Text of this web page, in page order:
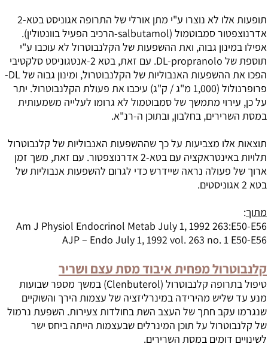
תופעות אלו לא נוצרו ע"י מתן אורלי של התרופה אגוניסט בטא-2
אדרנוצפטור סמבוטמול (salbutamol-הרכיב הפעיל בוונטולין).
אפילו במינון גבוה, ואת ההשפעות של הקלנבוטרול לא עוכבו ע"י
תוספת של DL-propranolo. עם זאת, בטא 2-אנטגוניסט סלקטיבי
הפכו את ההשפעות האנבוליות של הקלנבוטרול, ומינון גבוה של DL-
פרופרנולול (1,000 מ"ג / ק"ג) עיכבו את פעולת הקלנבוטרול. יתר
על כן, עירוי מתמשך של סמבוטמול לא גרומו לעלייה משמעותית
במסת השרירים, בחלבון, ובתוכן ה-רנ"א.
תוצאות אלו מצביעות על כך שההשפעות האנבוליות של קלנבוטרול
תלויות באינטראקציה עם בטא-2 אדרנוצפטור. עם זאת, משך זמן
ארוך של פעולה נראה שיידרש כדי לגרום להשפעות אנבוליות של
בטא 2 אגוניסטים.
מתוך:
Am J Physiol Endocrinol Metab July 1, 1992 263:E50-E56
AJP – Endo July 1, 1992 vol. 263 no. 1 E50-E56
קלנבוטרול מפחית איבוד מסת עצם ושריר
טיפול בתרופה קלנבוטרול (Clenbuterol) במשך מספר שבועות
מנע עד שליש מהירידה במינרליזציה של עצמות הירך והשוקיים
שנגרמו עקב חתך של העצב השת בחולדות צעירות. השפעת נרמול
של קלנבוטרול על תוכן המינרלים שבעצמות הייתה ביחס ישר
לשינויים דומים במסת השרירים.